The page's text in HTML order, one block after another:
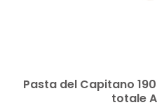
Pasta del Capitano
totale